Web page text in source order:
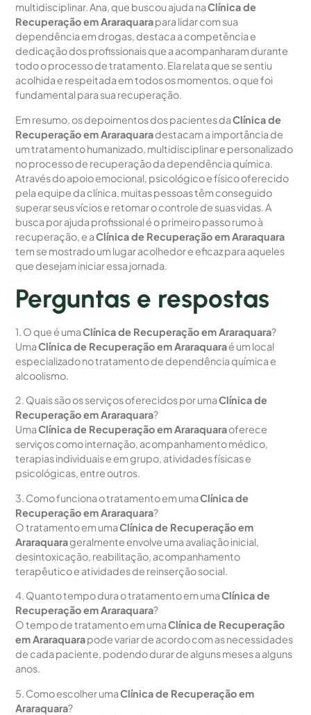
multidisciplinar. Ana, que buscou ajuda naClínica de
Recuperação em Araraquarapara lidar com sua
dependência em drogas, destaca a competência e
dedicação dos profissionais que a acompanharam durante
todo o processo de tratamento. Ela relata que se sentiu
acolhida e respeitada em todos os momentos, o que foi
fundamental para sua recuperação.
Em resumo, os depoimentos dos pacientes daClínica de
Recuperação em Araraquaradestacam a importância de
um tratamento humanizado, multidisciplinar e personalizado
no processo de recuperação da dependência química.
Através do apoio emocional, psicológico e físico oferecido
pela equipe da clínica, muitas pessoas têm conseguido
superar seus vícios e retomar o controle de suas vidas. A
busca por ajuda profissional é o primeiro passo rumo à
recuperação, e aClínica de Recuperação em Araraquara
tem se mostrado um lugar acolhedor e eficaz para aqueles
que desejam iniciar essa jornada.
Perguntas e respostas
1. O que é umaClínica de Recuperação em Araraquara?
UmaClínica de Recuperação em Araraquaraé um local
especializado no tratamento de dependência química e
alcoolismo.
2. Quais são os serviços oferecidos por umaClínica de
Recuperação em Araraquara?
UmaClínica de Recuperação em Araraquaraoferece
serviços como internação, acompanhamento médico,
terapias individuais e em grupo, atividades físicas e
psicológicas, entre outros.
3. Como funciona o tratamento em umaClínica de
Recuperação em Araraquara?
O tratamento em umaClínica de Recuperação em
Araraquarageralmente envolve uma avaliação inicial,
desintoxicação, reabilitação, acompanhamento
terapêutico e atividades de reinserção social.
4. Quanto tempo dura o tratamento em umaClínica de
Recuperação em Araraquara?
O tempo de tratamento em umaClínica de Recuperação
em Araraquarapode variar de acordo com as necessidades
de cada paciente, podendo durar de alguns meses a alguns
anos.
5. Como escolher umaClínica de Recuperação em
Araraquara?